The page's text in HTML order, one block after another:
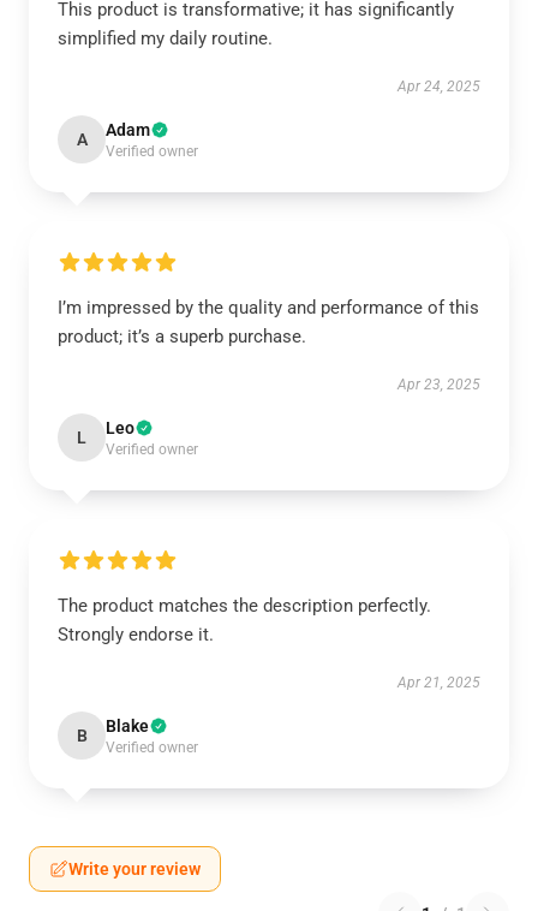
This product is transformative; it has significantly
simplified my daily routine.
Apr 24, 2025
A Adam
Verified owner
I’m impressed by the quality and performance of this
product; it’s a superb purchase.
Apr 23, 2025
L Leo
Verified owner
The product matches the description perfectly.
Strongly endorse it.
Apr 21, 2025
B Blake
Verified owner
Write your review